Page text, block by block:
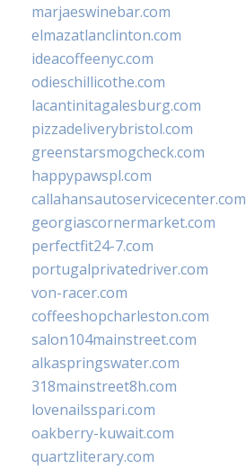
marjaeswinebar.com
elmazatlanclinton.com
ideacoffeenyc.com
odieschillicothe.com
lacantinitagalesburg.com
pizzadeliverybristol.com
greenstarsmogcheck.com
happypawspl.com
callahansautoservicecenter.com
georgiascornermarket.com
perfectfit24-7.com
portugalprivatedriver.com
von-racer.com
coffeeshopcharleston.com
salon104mainstreet.com
alkaspringswater.com
318mainstreet8h.com
lovenailsspari.com
oakberry-kuwait.com
quartzliterary.com